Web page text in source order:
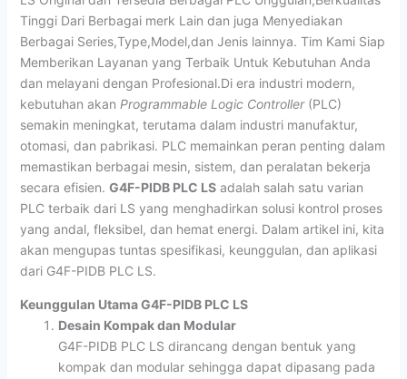
Tinggi Dari Berbagai merk Lain dan juga Menyediakan
Berbagai Series,Type,Model,dan Jenis lainnya. Tim Kami Siap
Memberikan Layanan yang Terbaik Untuk Kebutuhan Anda
dan melayani dengan Profesional.Di era industri modern,
kebutuhan akan Programmable Logic Controller(PLC)
semakin meningkat, terutama dalam industri manufaktur,
otomasi, dan pabrikasi. PLC memainkan peran penting dalam
memastikan berbagai mesin, sistem, dan peralatan bekerja
secara efisien. G4F-PIDB PLC LSadalah salah satu varian
PLC terbaik dari LS yang menghadirkan solusi kontrol proses
yang andal, fleksibel, dan hemat energi. Dalam artikel ini, kita
akan mengupas tuntas spesifikasi, keunggulan, dan aplikasi
dari G4F-PIDB PLC LS.
Keunggulan Utama G4F-PIDB PLC LS
Desain Kompak dan Modular
G4F-PIDB PLC LS dirancang dengan bentuk yang
kompak dan modular sehingga dapat dipasang pada